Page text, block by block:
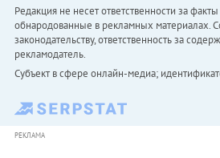
Редакция не несет ответственности за
обнародованные в рекламных материалах.
законодательству, ответственность за
рекламодатель.
Субъект в сфере онлайн-медиа;
РЕКЛАМА